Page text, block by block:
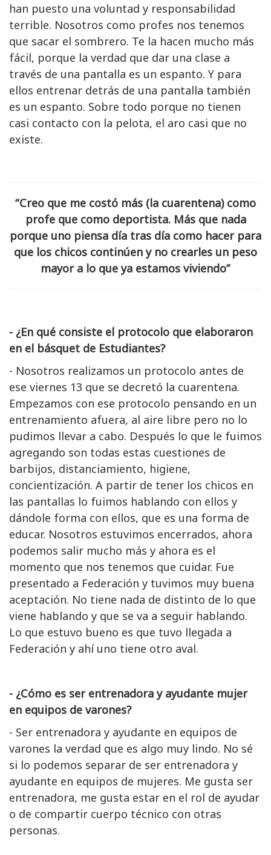
han puesto una voluntad y responsabilidad
terrible. Nosotros como profes nos tenemos
que sacar el sombrero. Te la hacen mucho más
fácil, porque la verdad que dar una clase a
través de una pantalla es un espanto. Y para
ellos entrenar detrás de una pantalla también
es un espanto. Sobre todo porque no tienen
casi contacto con la pelota, el aro casi que no
existe.
“Creo que me costó más (la cuarentena) como
profe que como deportista. Más que nada
porque uno piensa día tras día como hacer para
que los chicos continúen y no crearles un peso
mayor a lo que ya estamos viviendo”
- ¿En qué consiste el protocolo que elaboraron
en el básquet de Estudiantes?
- Nosotros realizamos un protocolo antes de
ese viernes 13 que se decretó la cuarentena.
Empezamos con ese protocolo pensando en un
entrenamiento afuera, al aire libre pero no lo
pudimos llevar a cabo. Después lo que le fuimos
agregando son todas estas cuestiones de
barbijos, distanciamiento, higiene,
concientización. A partir de tener los chicos en
las pantallas lo fuimos hablando con ellos y
dándole forma con ellos, que es una forma de
educar. Nosotros estuvimos encerrados, ahora
podemos salir mucho más y ahora es el
momento que nos tenemos que cuidar. Fue
presentado a Federación y tuvimos muy buena
aceptación. No tiene nada de distinto de lo que
viene hablando y que se va a seguir hablando.
Lo que estuvo bueno es que tuvo llegada a
Federación y ahí uno tiene otro aval.
- ¿Cómo es ser entrenadora y ayudante mujer
en equipos de varones?
- Ser entrenadora y ayudante en equipos de
varones la verdad que es algo muy lindo. No sé
si lo podemos separar de ser entrenadora y
ayudante en equipos de mujeres. Me gusta ser
entrenadora, me gusta estar en el rol de ayudar
o de compartir cuerpo técnico con otras
personas.